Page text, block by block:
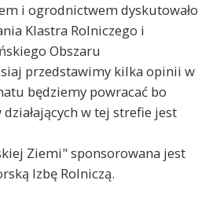
i ogrodnictwem dyskutowało
Klastra Rolniczego i
Obszaru
przedstawimy kilka opinii w
będziemy powracać bo
w tej strefie jest
Ziemi" sponsorowana jest
Izbę Rolniczą.